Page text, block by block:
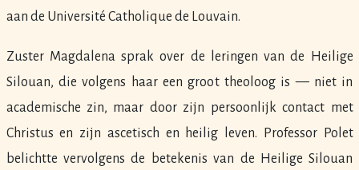
aan de Université Catholique de Louvain.
Zuster Magdalena sprak over de leringen van de Heilige
Silouan, die volgens haar een groot theoloog is — niet in
academische zin, maar door zijn persoonlijk contact met
Christus en zijn ascetisch en heilig leven. Professor Polet
belichtte vervolgens de betekenis van de Heilige Silouan